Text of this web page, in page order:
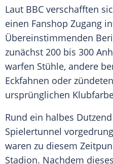
Laut BBC verschafften
einen Fanshop Zugang
Übereinstimmenden
zunächst 200 bis 300
warfen Stühle, andere
Eckfahnen oder
ursprünglichen
Rund ein halbes Dutzend
Spielertunnel
waren zu diesem
Stadion. Nachdem